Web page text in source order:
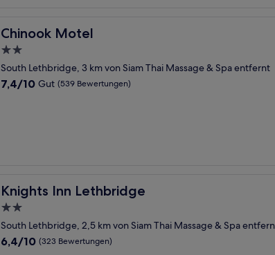
Chinook Motel
Chinook Motel
2.0-
Sterne-
Unterkunft
South Lethbridge, 3 km von Siam Thai Massage & Spa entfernt
7.4
7,4/10 Gut (539 Bewertungen)
Knights Inn Lethbridge
Knights Inn Lethbridge
2.0-
Sterne-
Unterkunft
South Lethbridge, 2,5 km von Siam Thai Massage & Spa
6.4
6,4/10 (323 Bewertungen)